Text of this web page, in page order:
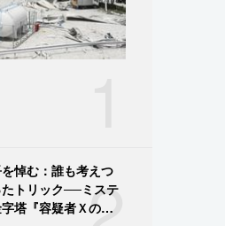
悼む：誰も考えつ
トリック──ミステ
塔『容疑者Ｘの献